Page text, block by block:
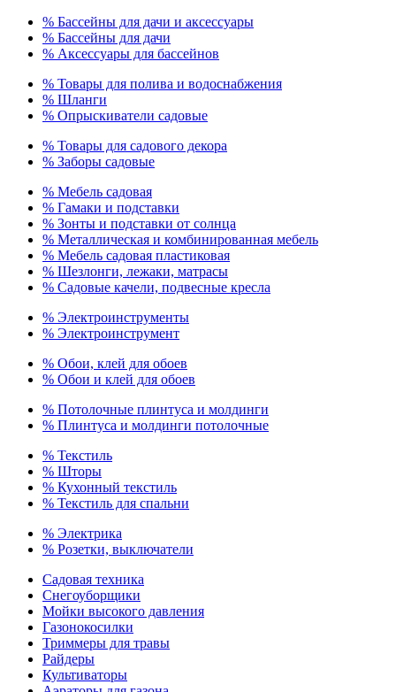
% Бассейны для дачи и аксессуары
% Бассейны для дачи
% Аксессуары для бассейнов
% Товары для полива и водоснабжения
% Шланги
% Опрыскиватели садовые
% Товары для садового декора
% Заборы садовые
% Мебель садовая
% Гамаки и подставки
% Зонты и подставки от солнца
% Металлическая и комбинированная мебель
% Мебель садовая пластиковая
% Шезлонги, лежаки, матрасы
% Садовые качели, подвесные кресла
% Электроинструменты
% Электроинструмент
% Обои, клей для обоев
% Обои и клей для обоев
% Потолочные плинтуса и молдинги
% Плинтуса и молдинги потолочные
% Текстиль
% Шторы
% Кухонный текстиль
% Текстиль для спальни
% Электрика
% Розетки, выключатели
Садовая техника
Снегоуборщики
Мойки высокого давления
Газонокосилки
Триммеры для травы
Райдеры
Культиваторы